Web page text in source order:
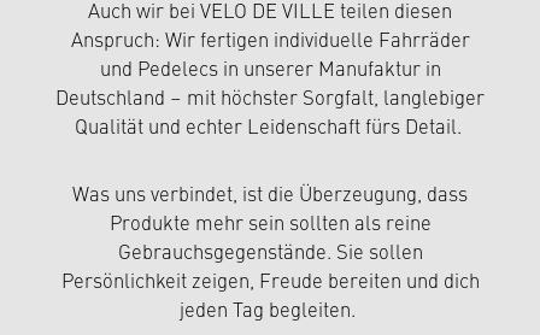
Auch wir bei VELO DE VILLE teilen diesen
Anspruch: Wir fertigen individuelle Fahrräder
und Pedelecs in unserer Manufaktur in
Deutschland – mit höchster Sorgfalt, langlebiger
Qualität und echter Leidenschaft fürs Detail.
Was uns verbindet, ist die Überzeugung, dass
Produkte mehr sein sollten als reine
Gebrauchsgegenstände. Sie sollen
Persönlichkeit zeigen, Freude bereiten und dich
jeden Tag begleiten.